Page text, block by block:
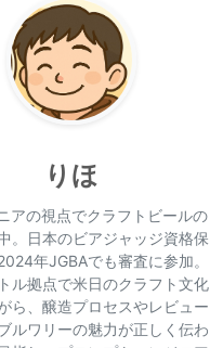
りほ
アの視点でクラフトビールの
。日本のビアジャッジ資格保
年JGBAでも審査に参加。
ル拠点で米日のクラフト文化
ら、醸造プロセスやレビュー
ルワリーの魅力が正しく伝わ